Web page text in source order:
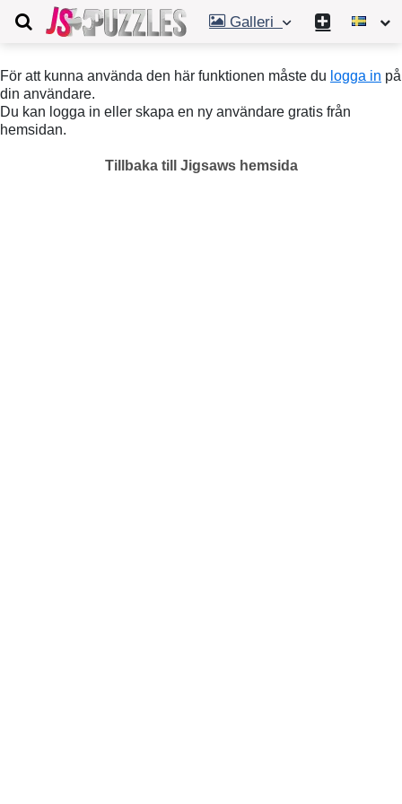
Galleri
För att kunna använda den här funktionen måste du logga in på
din användare.
Du kan logga in eller skapa en ny användare gratis från
hemsidan.
Tillbaka till Jigsaws hemsida